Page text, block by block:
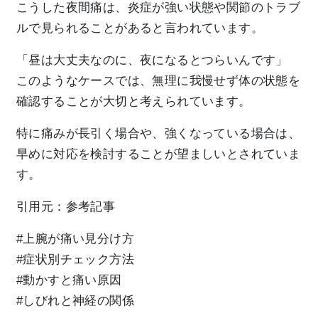
こうした夜間痛は、炎症が強い状態や関節のトラブ
ルで見られることがあると言われています。
「昼は大丈夫なのに、夜になるとつらいんです」
このようなケースでは、無理に我慢せず体の状態を
確認することが大切と考えられています。
特に痛みが長引く場合や、強くなっている場合は、
早めに対応を検討することが望ましいとされていま
す。
引用元： 参考記事
#上腕が痛い見分け方
#症状別チェック方法
#動かすと痛い原因
#しびれと神経の関係